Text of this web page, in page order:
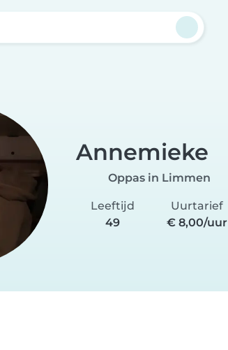
Annemieke
Oppas in Limmen
Leeftijd
49
Uurtarief
€ 8,00/uur